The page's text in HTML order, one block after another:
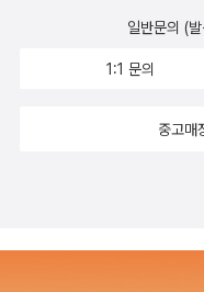
줘서 열심히 키우고 있는데
입니다. 그래도 이파리들
책 비슷비슷해서 이제 더
일반문의 (
1:1 문의
중고매